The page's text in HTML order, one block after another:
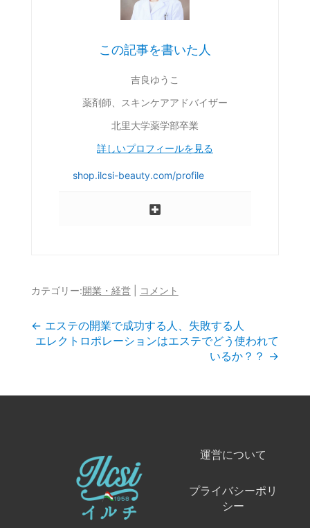
この記事を書いた人
吉良ゆうこ
薬剤師、スキンケアアドバイザー
北里大学薬学部卒業
詳しいプロフィールを見る
shop.ilcsi-beauty.com/profile
カテゴリー:開業・経営 コメント
投
← エステの開業で成功する人、失敗する人
エレクトロポレーションはエステでどう使われて
いるか？？ →
運営について
プライバシーポリ
シー